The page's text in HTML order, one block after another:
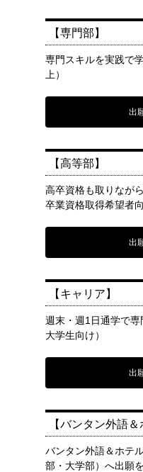
【専門部】
専門スキルを実践で
上）
出
【高等部】
高卒資格も取りなが
卒業資格取得希望者向
出
【キャリア】
週末・週1日通学で
大学生向け）
出
【バンタン外語
バンタン外語＆ホテ
部・大学部）へ出願